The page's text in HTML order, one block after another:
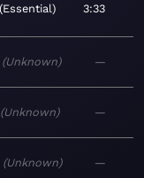
Essential 3:33
Unknown —
Unknown —
Unknown —